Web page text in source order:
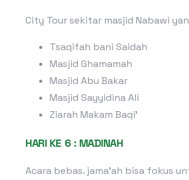
City Tour sekitar masjid Nabawi
Tsaqifah bani Saidah
Masjid Ghamamah
Masjid Abu Bakar
Masjid Sayyidina Ali
Ziarah Makam Baqi’
HARI KE 6 : MADINAH
Acara bebas. jama’ah bisa fokus